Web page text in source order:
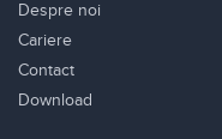
Despre noi
Cariere
Contact
Download